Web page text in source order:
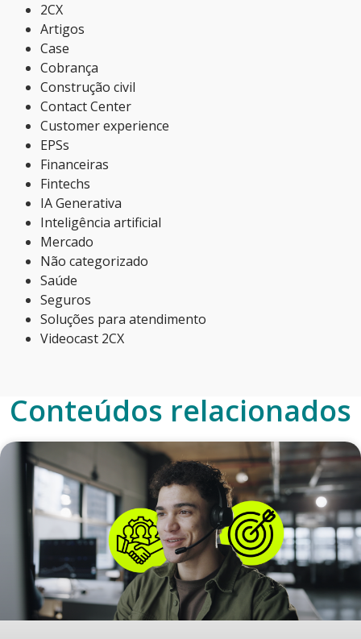
2CX
Artigos
Case
Cobrança
Construção civil
Contact Center
Customer experience
EPSs
Financeiras
Fintechs
IA Generativa
Inteligência artificial
Mercado
Não categorizado
Saúde
Seguros
Soluções para atendimento
Videocast 2CX
Conteúdos relacionados